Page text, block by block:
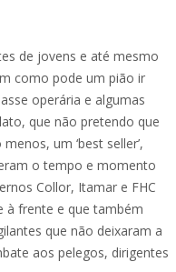
de jovens e até mesmo
como pode um pião ir
operária e algumas
que não pretendo que
um ‘best seller’,
o tempo e momento
Collor, Itamar e FHC
à frente e que também
que não deixaram a
aos pelegos, dirigentes